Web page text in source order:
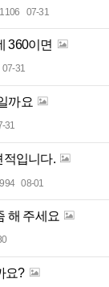
07-31
360이면
07-31
까요
31
적입니다.
08-01
해 주세요
요?